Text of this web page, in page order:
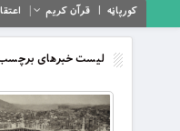
کورپاڼه قرآن کریم
لیست خبرهای